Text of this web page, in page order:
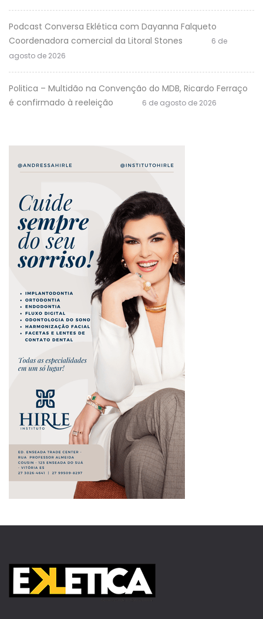
Podcast Conversa Eklética com Dayanna Falqueto
Coordenadora comercial da Litoral Stones
6 de
agosto de 2026
Politica – Multidão na Convenção do MDB, Ricardo Ferraço
é confirmado à reeleição
6 de agosto de 2026